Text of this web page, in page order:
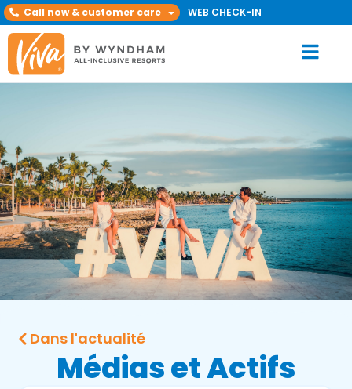
Call now & customer care WEB CHECK-IN
Dans l'actualité
Médias et Actifs